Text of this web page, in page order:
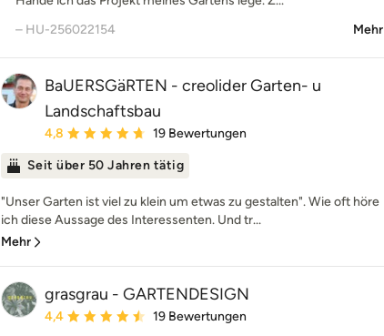
– HU-256022154
Mehr
BaUERSGäRTEN - creolider Garten- u
Landschaftsbau
Durchschnittliche Bewertung: 4.8 von 5 Sternen
4,8 19 Bewertungen
Seit über 50 Jahren tätig
"Unser Garten ist viel zu klein um etwas zu gestalten". Wie oft höre
ich diese Aussage des Interessenten. Und tr...
Mehr
grasgrau - GARTENDESIGN
Durchschnittliche Bewertung: 4.4 von 5 Sternen
4,4 19 Bewertungen